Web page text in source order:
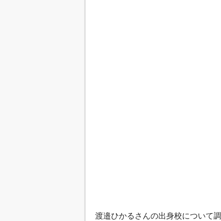
渡邉ひかるさんの出身校について